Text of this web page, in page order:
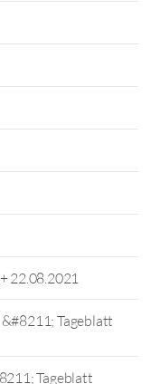
22.08.2021
Tageblatt
Tageblatt